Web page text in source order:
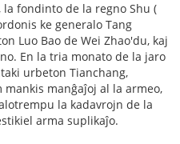
la fondinto de la regno Shu (
ke generalo Tang
Luo Bao de Wei Zhao'du, kaj
En la tria monato de la jaro
urbeton Tianchang,
manĝaĵoj al la armeo,
la kadavrojn de la
arma suplikaĵo.